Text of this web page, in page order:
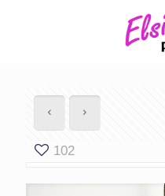
102